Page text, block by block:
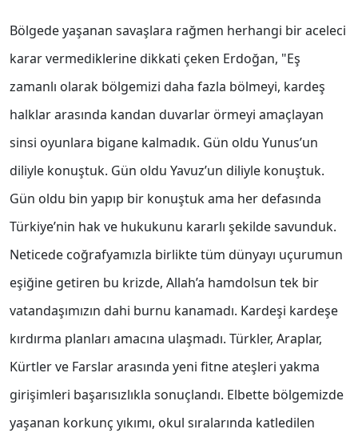
Bölgede yaşanan savaşlara rağmen herhangi bir aceleci
karar vermediklerine dikkati çeken Erdoğan, "Eş
zamanlı olarak bölgemizi daha fazla bölmeyi, kardeş
halklar arasında kandan duvarlar örmeyi amaçlayan
sinsi oyunlara bigane kalmadık. Gün oldu Yunus’un
diliyle konuştuk. Gün oldu Yavuz’un diliyle konuştuk.
Gün oldu bin yapıp bir konuştuk ama her defasında
Türkiye’nin hak ve hukukunu kararlı şekilde savunduk.
Neticede coğrafyamızla birlikte tüm dünyayı uçurumun
eşiğine getiren bu krizde, Allah’a hamdolsun tek bir
vatandaşımızın dahi burnu kanamadı. Kardeşi kardeşe
kırdırma planları amacına ulaşmadı. Türkler, Araplar,
Kürtler ve Farslar arasında yeni fitne ateşleri yakma
girişimleri başarısızlıkla sonuçlandı. Elbette bölgemizde
yaşanan korkunç yıkımı, okul sıralarında katledilen